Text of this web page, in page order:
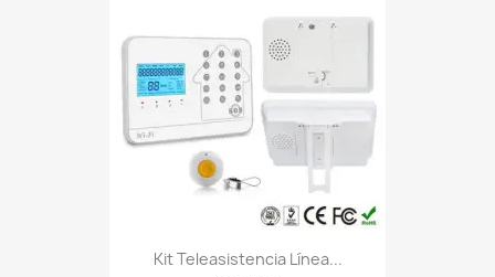
Kit Teleasistencia Línea...